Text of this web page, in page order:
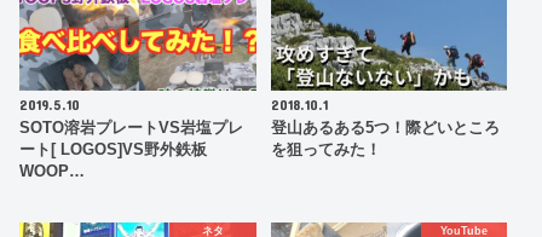
2019.5.10
SOTO溶岩プレートVS岩塩プレ
ート[ LOGOS]VS野外鉄板
WOOP…
2018.10.1
登山あるある5つ！際どいところ
を狙ってみた！
ネタ YouTube